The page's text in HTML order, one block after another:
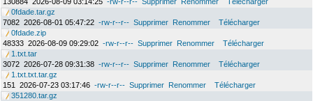
0fdade.tar.gz
7082 2026-08-01 05:47:22 -rw-r--r-- Supprimer Renommer
Télécharger
0fdade.zip
48333 2026-08-09 09:29:02 -rw-r--r-- Supprimer Renommer
Télécharger
1.txt.tar
3072 2026-07-28 09:31:38 -rw-r--r-- Supprimer Renommer
Télécharger
1.txt.txt.tar.gz
151
2026-07-23 03:17:46 -rw-r--r-- Supprimer Renommer
Télécharger
351280.tar.gz